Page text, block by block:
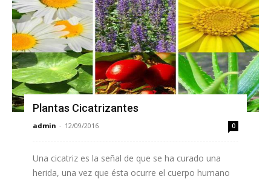
Plantas Cicatrizantes
admin - 12/09/2016 0
Una cicatriz es la señal de que se ha curado una
herida, una vez que ésta ocurre el cuerpo humano